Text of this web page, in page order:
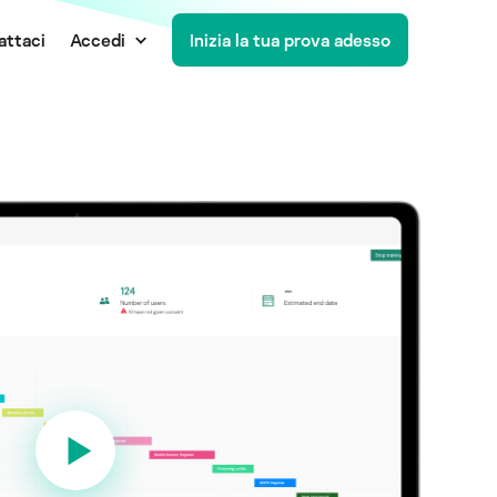
Accedi Inizia la tua prova adesso